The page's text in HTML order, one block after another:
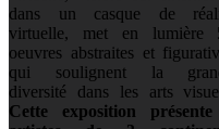
dans un casque de
virtuelle, met en lumière
oeuvres abstraites et
qui soulignent la
diversité dans les arts
Cette exposition